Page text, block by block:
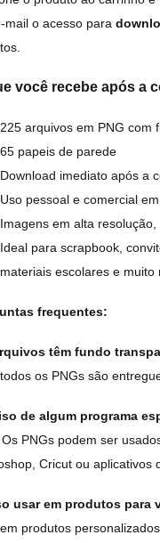
mail o acesso para
você recebe após a
225 arquivos em PNG com
65 papeis de parede
Download imediato após a
Uso pessoal e comercial
Imagens em alta
Ideal para scrapbook,
materiais escolares e muito
frequentes:
têm fundo
os PNGs são
de algum programa
PNGs podem ser
Cricut ou aplicativos
usar em produtos para
produtos